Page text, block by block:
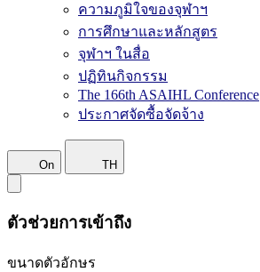
ความภูมิใจของจุฬาฯ
การศึกษาและหลักสูตร
จุฬาฯ ในสื่อ
ปฏิทินกิจกรรม
The 166th ASAIHL Conference
ประกาศจัดซื้อจัดจ้าง
On TH
ตัวช่วยการเข้าถึง
ขนาดตัวอักษร